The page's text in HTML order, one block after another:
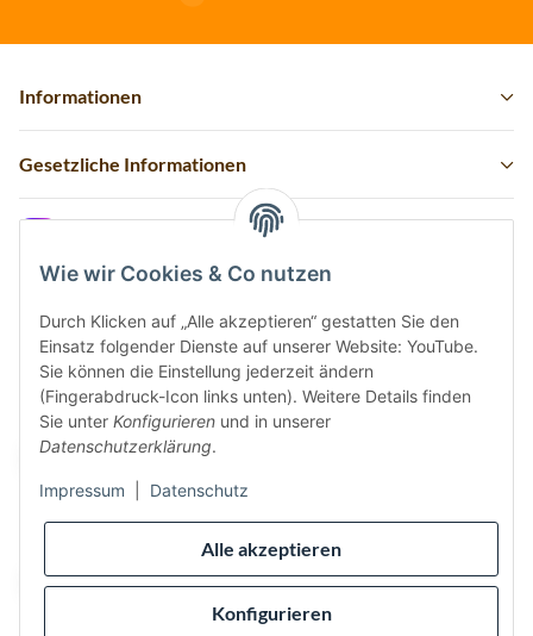
Alle akzeptieren
Konfigurieren
Wie wir Cookies & Co nutzen
Durch Klicken auf „Alle akzeptieren“ gestatten Sie den
Einsatz folgender Dienste auf unserer Website: YouTube.
Sie können die Einstellung jederzeit ändern
(Fingerabdruck-Icon links unten). Weitere Details finden
Sie unter Konfigurieren und in unserer
Datenschutzerklärung.
Impressum Datenschutz
Informationen
Gesetzliche Informationen
Vertrag widerrufen
Sicher bezahlen via:
Wir versenden via: